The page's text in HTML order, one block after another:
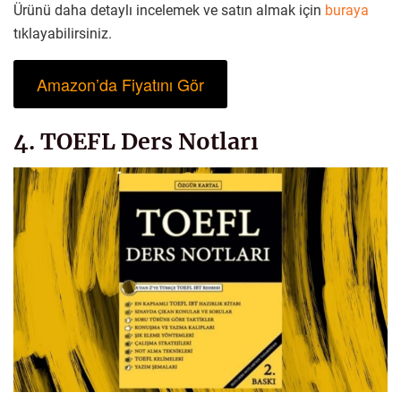
Ürünü daha detaylı incelemek ve satın almak için buraya
tıklayabilirsiniz.
Amazon’da Fiyatını Gör
4. TOEFL Ders Notları